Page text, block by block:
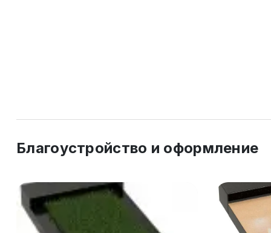
Благоустройство и оформление